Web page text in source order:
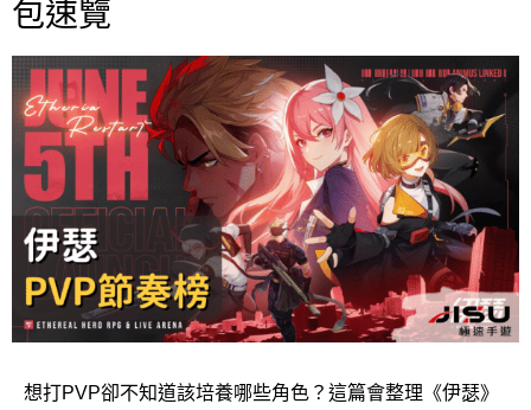
包速覽
想打PVP卻不知道該培養哪些角色？這篇會整理《伊瑟》